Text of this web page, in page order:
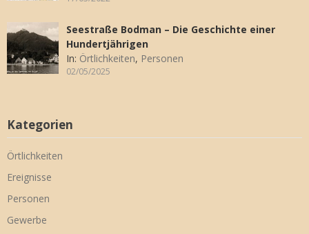
Seestraße Bodman – Die Geschichte einer
Hundertjährigen
In: Örtlichkeiten, Personen
02/05/2025
Kategorien
Örtlichkeiten
Ereignisse
Personen
Gewerbe